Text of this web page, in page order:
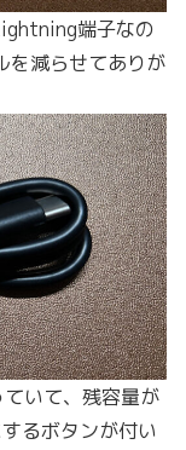
端子なの
を減らせてありが
いて、残容量が
るボタンが付い